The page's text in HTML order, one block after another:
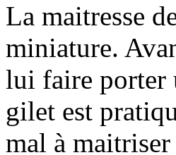
La maitresse
miniature.
lui faire porter
gilet est
mal à